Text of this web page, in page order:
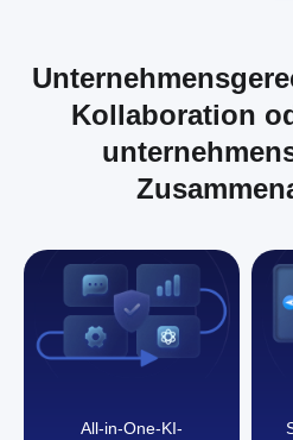
Kollaboration
All-in-One-KI-